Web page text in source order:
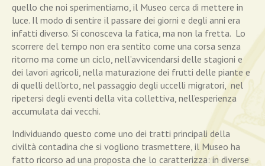
quello che noi sperimentiamo, il Museo cerca di mettere in
luce. Il modo di sentire il passare dei giorni e degli anni era
infatti diverso. Si conosceva la fatica, ma non la fretta. Lo
scorrere del tempo non era sentito come una corsa senza
ritorno ma come un ciclo, nell’avvicendarsi delle stagioni e
dei lavori agricoli, nella maturazione dei frutti delle piante e
di quelli dell’orto, nel passaggio degli uccelli migratori, nel
ripetersi degli eventi della vita collettiva, nell’esperienza
accumulata dai vecchi.
Individuando questo come uno dei tratti principali della
civiltà contadina che si vogliono trasmettere, il Museo ha
fatto ricorso ad una proposta che lo caratterizza: in diverse